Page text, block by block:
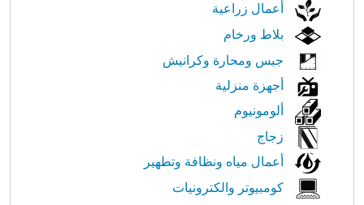
أعمال زراعية
بلاط ورخام
جبس ومحارة وكرانيش
أجهزة منزلية
ألومونيوم
زجاج
أعمال مياه ونظافة وتطهير
كومبيوتر والكترونيات